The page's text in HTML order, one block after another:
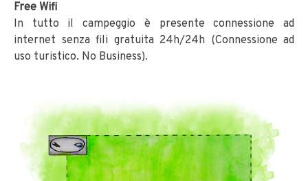
Free Wifi
In tutto il campeggio è presente connessione ad
internet senza fili gratuita 24h/24h (Connessione ad
uso turistico. No Business).